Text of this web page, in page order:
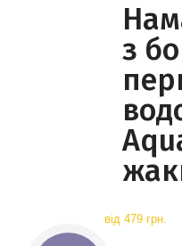
з
від 479 грн.